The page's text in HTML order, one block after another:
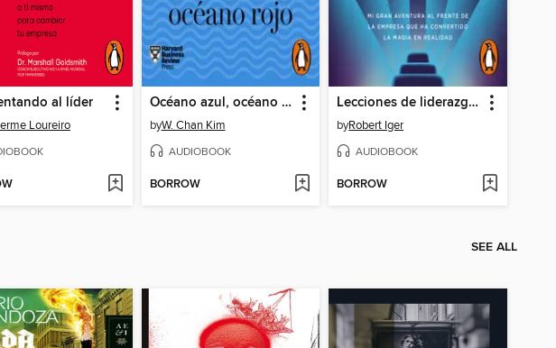
al líder
Loureiro
Océano azul, océano rojo
byW. Chan Kim
AUDIOBOOK
BORROW
Lecciones de liderazgo creativo
byRobert Iger
AUDIOBOOK
BORROW
SEE ALL